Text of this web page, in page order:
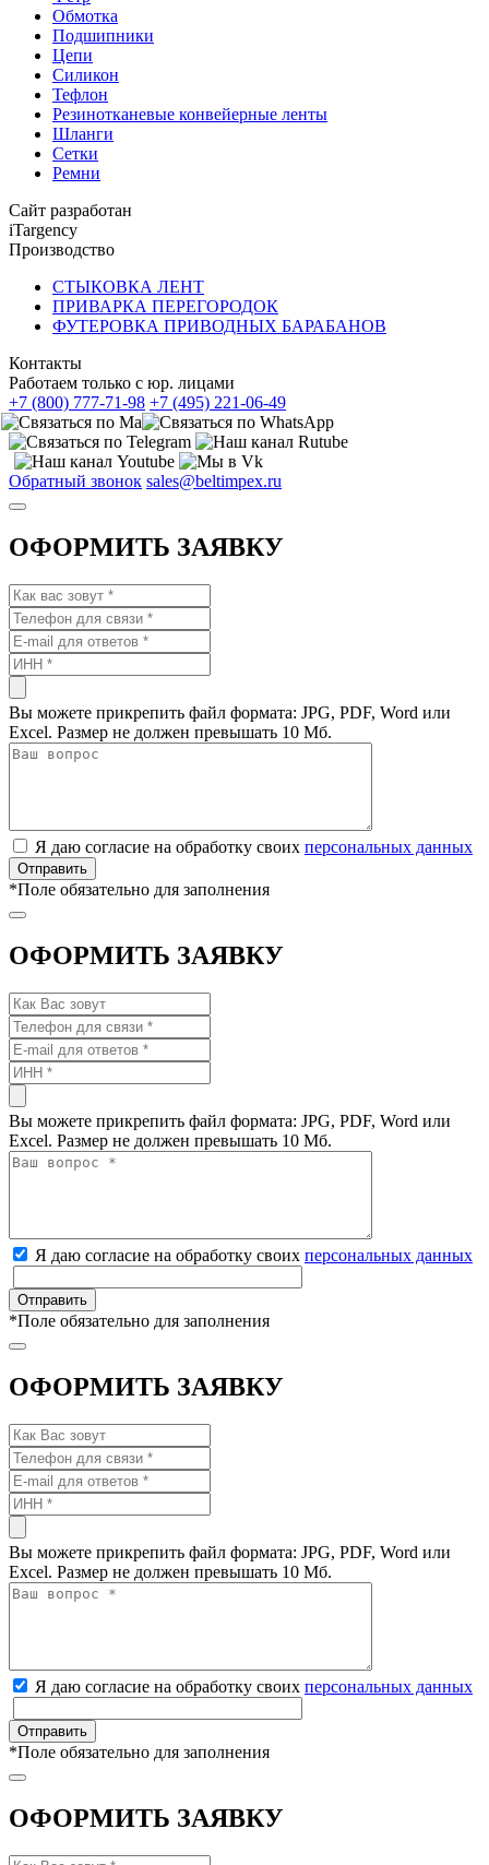
Обмотка
Подшипники
Цепи
Силикон
Тефлон
Резинотканевые конвейерные ленты
Шланги
Сетки
Ремни
Сайт разработан
iTargency
Производство
СТЫКОВКА ЛЕНТ
ПРИВАРКА ПЕРЕГОРОДОК
ФУТЕРОВКА ПРИВОДНЫХ БАРАБАНОВ
Контакты
Работаем только с юр. лицами
+7 (800) 777-71-98 +7 (495) 221-06-49
Обратный звонок sales@beltimpex.ru
ОФОРМИТЬ ЗАЯВКУ
Вы можете прикрепить файл формата: JPG, PDF, Word или
Excel. Размер не должен превышать 10 Мб.
Я даю согласие на обработку своих персональных данных
*Поле обязательно для заполнения
ОФОРМИТЬ ЗАЯВКУ
Вы можете прикрепить файл формата: JPG, PDF, Word или
Excel. Размер не должен превышать 10 Мб.
Я даю согласие на обработку своих персональных данных
*Поле обязательно для заполнения
ОФОРМИТЬ ЗАЯВКУ
Вы можете прикрепить файл формата: JPG, PDF, Word или
Excel. Размер не должен превышать 10 Мб.
Я даю согласие на обработку своих персональных данных
*Поле обязательно для заполнения
ОФОРМИТЬ ЗАЯВКУ